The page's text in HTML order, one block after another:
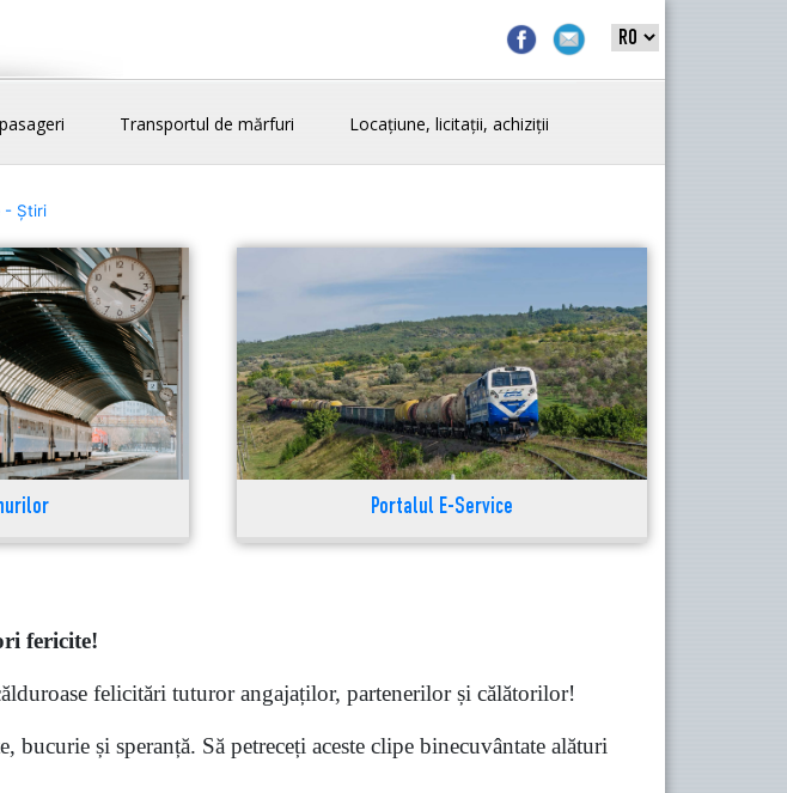
Transportul de mărfuri Locațiune, licitații, achiziții
- Știri
Portalul E-Service
fericite!
felicitări tuturor angajaților, partenerilor și călătorilor!
și speranță. Să petreceți aceste clipe binecuvântate alături